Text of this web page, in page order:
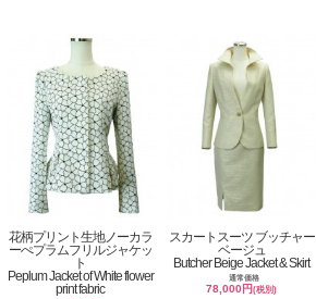
花柄プリント生地ノーカラ
ーぺプラムフリルジャケッ
ト
Peplum Jacket of White flower
print fabric
スカートスーツ ブッチャー
ベージュ
Butcher Beige Jacket & Skirt
通常価格
78,000円(税別)